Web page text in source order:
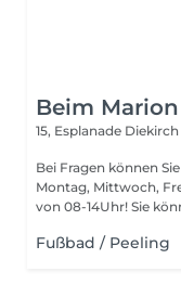
Beim
15, Esplanade Diekirch
Bei Fragen können
Montag, Mittwoch,
von 08-
Fußbad / Peeling